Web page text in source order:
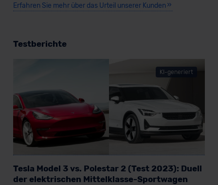
Erfahren Sie mehr über das Urteil unserer Kunden
Testberichte
KI-generiert
Tesla Model 3 vs. Polestar 2 (Test 2023): Duell
der elektrischen Mittelklasse-Sportwagen